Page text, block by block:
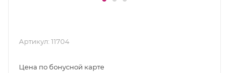
Артикул: 11704
Цена по бонусной карте